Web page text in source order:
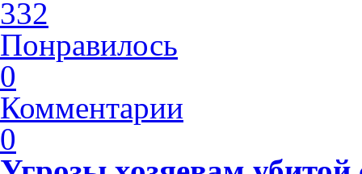
332
Понравилось
0
Комментарии
0